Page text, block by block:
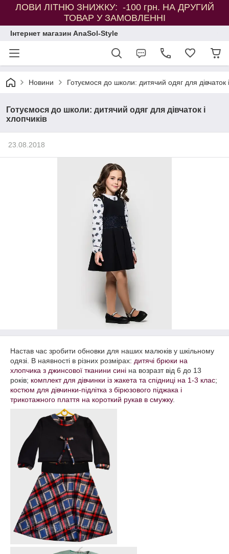
ЛОВИ ЛІТНЮ ЗНИЖКУ: -100 грн. НА ДРУГИЙ
ТОВАР У ЗАМОВЛЕННІ
Інтернет магазин AnaSol-Style
Новини Готуємося до школи: дитячий одяг для дівчаток
Готуємося до школи: дитячий одяг для дівчаток і
хлопчиків
23.08.2018
Настав час зробити обновки для наших малюків у шкільному
одязі. В наявності в різних розмірах: дитячі брюки на
хлопчика з джинсової тканини сині на возразт від 6 до 13
років; комплект для дівчинки із жакета та спідниці на 1-3 клас;
костюм для дівчинки-підлітка з бірюзового піджака і
трикотажного плаття на короткий рукав в смужку.